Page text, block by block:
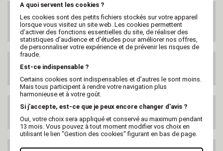
SERVICE CLIENTS
Au 02 47 73 38 38
ou par email
LIVRAISON GRATUITE
LIVRAISON PARTOUT
DANS LE MONDE
A quoi servent les cookies ?
Les cookies sont des petits fichiers stockés sur votre appareil
lorsque vous visitez un site web. Les cookies permettent
d’activer des fonctions essentielles du site, de réaliser des
statistiques d’audience et d’études pour améliorer nos offres,
de personnaliser votre expérience et de prévenir les risques de
fraude.
Est-ce indispensable ?
Certains cookies sont indispensables et d’autres le sont moins.
Mais tous participent à rendre votre navigation plus
harmonieuse et à votre goût.
Si j’accepte, est-ce que je peux encore changer d’avis ?
Oui, votre choix sera appliqué et conservé au maximum pendant
13 mois. Vous pouvez à tout moment modifier vos choix en
utilisant le lien "Gestion des cookies" figurant en bas de page.